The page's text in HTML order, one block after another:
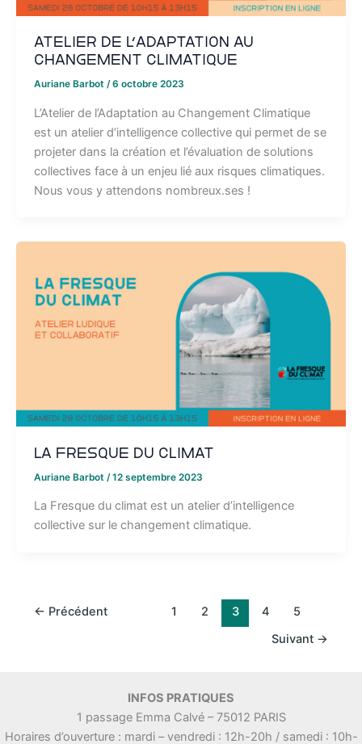
Atelier de l’Adaptation au
Changement Climatique
Auriane Barbot /6 octobre 2023
L’Atelier de l’Adaptation au Changement Climatique
est un atelier d’intelligence collective qui permet de se
projeter dans la création et l’évaluation de solutions
collectives face à un enjeu lié aux risques climatiques.
Nous vous y attendons nombreux.ses !
La Fresque du Climat
Auriane Barbot /12 septembre 2023
La Fresque du climat est un atelier d’intelligence
collective sur le changement climatique.
← Précédent 1 2 3 4
5
Suivant →
INFOS PRATIQUES
1 passage Emma Calvé – 75012 PARIS
Horaires d’ouverture : mardi – vendredi : 12h-20h / samedi : 10h-